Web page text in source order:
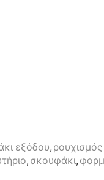
εξόδου, ρουχισμός
, σκουφάκι,